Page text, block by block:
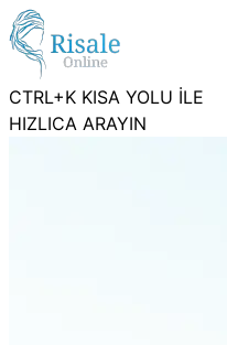
CTRL+K KISA YOLU İLE
HIZLICA ARAYIN